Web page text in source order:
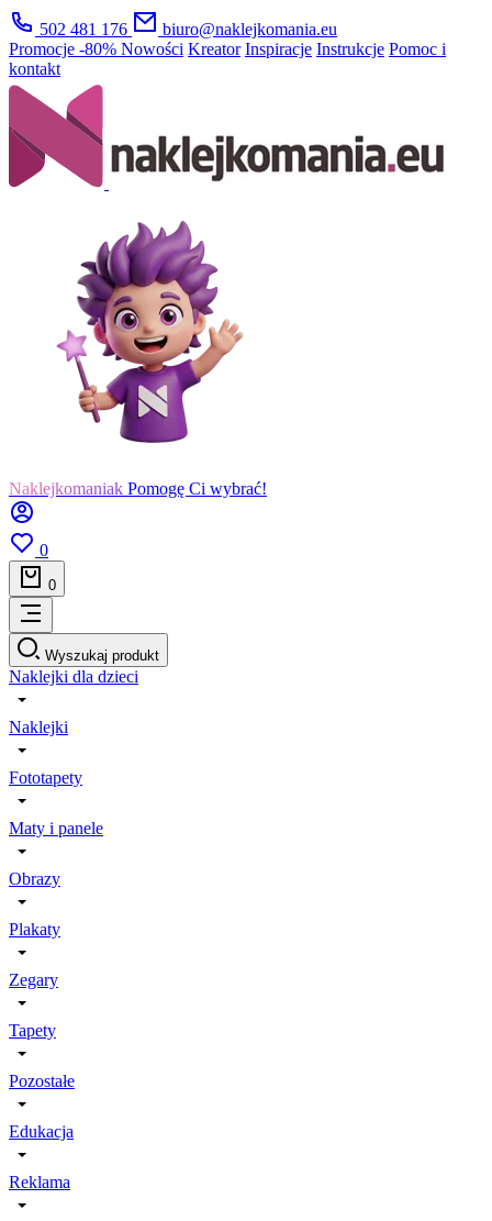
502 481 176
biuro@naklejkomania.eu
Promocje -80% Nowości Kreator Inspiracje Instrukcje Pomoc i
kontakt
Naklejkomaniak Pomogę Ci wybrać!
0
0
Wyszukaj produkt
Naklejki dla dzieci
Naklejki
Fototapety
Maty i panele
Obrazy
Plakaty
Zegary
Tapety
Pozostałe
Edukacja
Reklama